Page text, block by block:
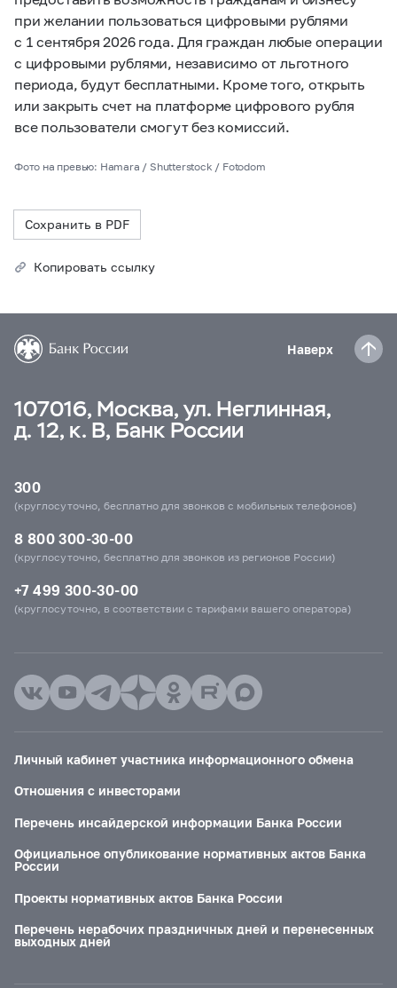
при желании пользоваться цифровыми рублями
с 1 сентября 2026 года. Для граждан любые операции
с цифровыми рублями, независимо от льготного
периода, будут бесплатными. Кроме того, открыть
или закрыть счет на платформе цифрового рубля
все пользователи смогут без комиссий.
Фото на превью: Hamara / Shutterstock / Fotodom
Сохранить в PDF
Копировать ссылку
Наверх
107016, Москва, ул. Неглинная,
д. 12, к. В, Банк России
300
(круглосуточно, бесплатно для звонков с мобильных телефонов)
8 800 300-30-00
(круглосуточно, бесплатно для звонков из регионов России)
+7 499 300-30-00
(круглосуточно, в соответствии с тарифами вашего оператора)
Личный кабинет участника информационного обмена
Отношения с инвесторами
Перечень инсайдерской информации Банка России
Официальное опубликование нормативных актов Банка
России
Проекты нормативных актов Банка России
Перечень нерабочих праздничных дней и перенесенных
выходных дней